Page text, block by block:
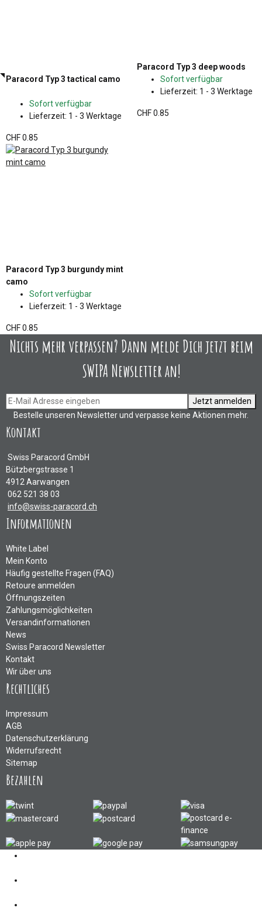
Paracord Typ 3 tactical camo
Sofort verfügbar
Lieferzeit: 1 - 3 Werktage
CHF 0.85
Paracord Typ 3 deep woods
Sofort verfügbar
Lieferzeit: 1 - 3 Werktage
CHF 0.85
Paracord Typ 3 burgundy mint
camo
Sofort verfügbar
Lieferzeit: 1 - 3 Werktage
CHF 0.85
Nichts mehr verpassen? Dann melde Dich jetzt beim
SWIPA Newsletter an!
Jetzt anmelden
Bestelle unseren Newsletter und verpasse keine Aktionen mehr.
Kontakt
Swiss Paracord GmbH
Bützbergstrasse 1
4912 Aarwangen
062 521 38 03
info@swiss-paracord.ch
Informationen
White Label
Mein Konto
Häufig gestellte Fragen (FAQ)
Retoure anmelden
Öffnungszeiten
Zahlungsmöglichkeiten
Versandinformationen
News
Swiss Paracord Newsletter
Kontakt
Wir über uns
Rechtliches
Impressum
AGB
Datenschutzerklärung
Widerrufsrecht
Sitemap
Bezahlen